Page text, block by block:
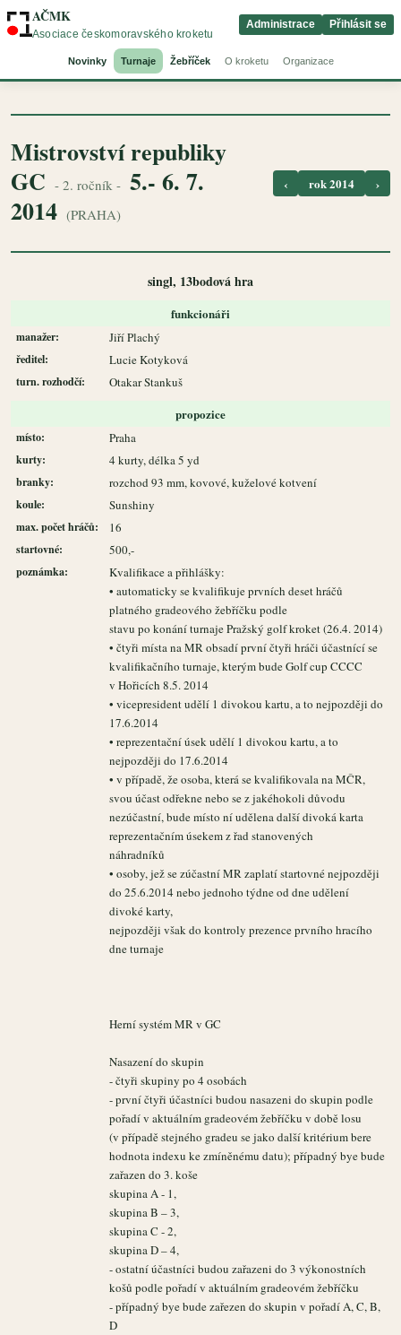
AČMK
Asociace českomoravského kroketu
Novinky Turnaje Žebříček O kroketu Organizace
Administrace Přihlásit se
Mistrovství republiky
GC - 2. ročník - 5.- 6. 7.
2014 (PRAHA)
‹ rok 2014 ›
singl, 13bodová hra
funkcionáři
manažer: Jiří Plachý
ředitel: Lucie Kotyková
turn. rozhodčí: Otakar Stankuš
propozice
místo: Praha
kurty: 4 kurty, délka 5 yd
branky: rozchod 93 mm, kovové, kuželové kotvení
koule: Sunshiny
max. počet hráčů: 16
startovné: 500,-
poznámka:
Kvalifikace a přihlášky:
• automaticky se kvalifikuje prvních deset hráčů
platného gradeového žebříčku podle
stavu po konání turnaje Pražský golf kroket (26.4. 2014)
• čtyři místa na MR obsadí první čtyři hráči účastnící se
kvalifikačního turnaje, kterým bude Golf cup CCCC
v Hořicích 8.5. 2014
• vicepresident udělí 1 divokou kartu, a to nejpozději do
17.6.2014
• reprezentační úsek udělí 1 divokou kartu, a to
nejpozději do 17.6.2014
• v případě, že osoba, která se kvalifikovala na MČR,
svou účast odřekne nebo se z jakéhokoli důvodu
nezúčastní, bude místo ní udělena další divoká karta
reprezentačním úsekem z řad stanovených
náhradníků
• osoby, jež se zúčastní MR zaplatí startovné nejpozději
do 25.6.2014 nebo jednoho týdne od dne udělení
divoké karty,
nejpozději však do kontroly prezence prvního hracího
dne turnaje
Herní systém MR v GC
Nasazení do skupin
- čtyři skupiny po 4 osobách
- první čtyři účastníci budou nasazeni do skupin podle
pořadí v aktuálním gradeovém žebříčku v době losu
(v případě stejného gradeu se jako další kritérium bere
hodnota indexu ke zmíněnému datu); případný bye bude
zařazen do 3. koše
skupina A - 1,
skupina B – 3,
skupina C - 2,
skupina D – 4,
- ostatní účastníci budou zařazeni do 3 výkonostních
košů podle pořadí v aktuálním gradeovém žebříčku
- případný bye bude zařezen do skupin v pořadí A, C, B,
D